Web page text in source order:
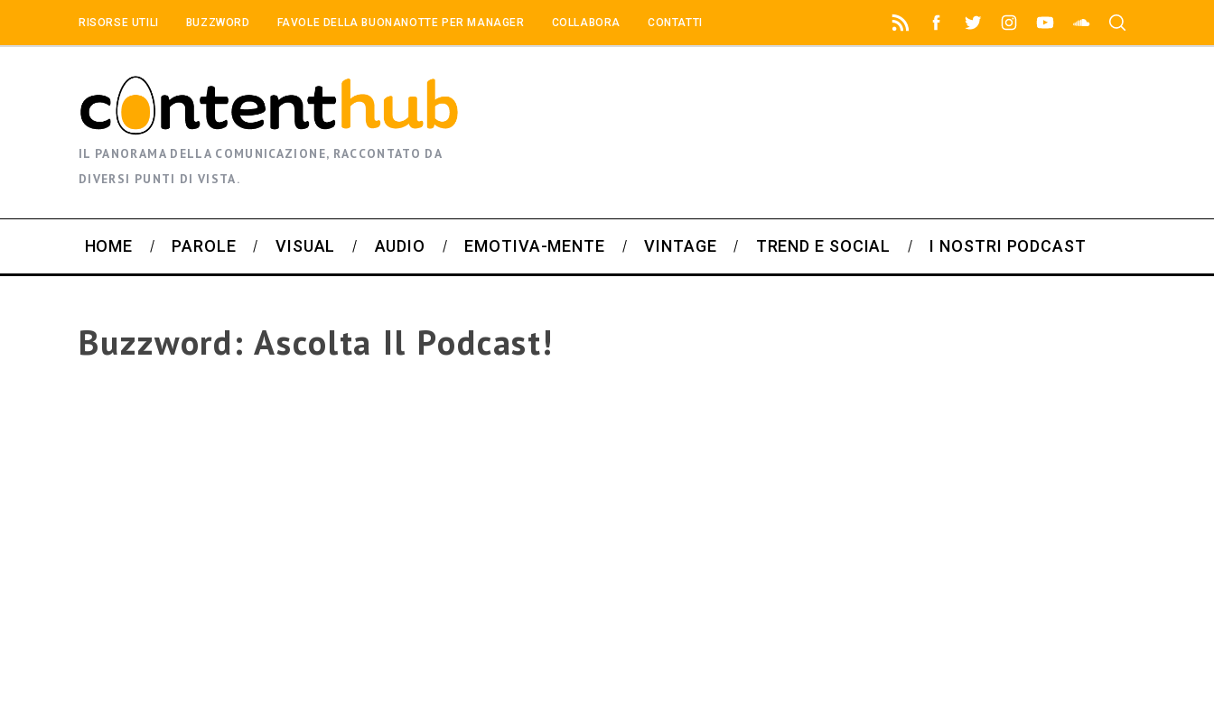
RISORSE UTILI BUZZWORD FAVOLE DELLA BUONANOTTE PER MANAGER COLLABORA CONTATTI
IL PANORAMA DELLA COMUNICAZIONE, RACCONTATO DA
DIVERSI PUNTI DI VISTA.
HOME PAROLE VISUAL AUDIO EMOTIVA-MENTE VINTAGE TREND E SOCIAL I NOSTRI PODCAST
Buzzword: Ascolta Il Podcast!